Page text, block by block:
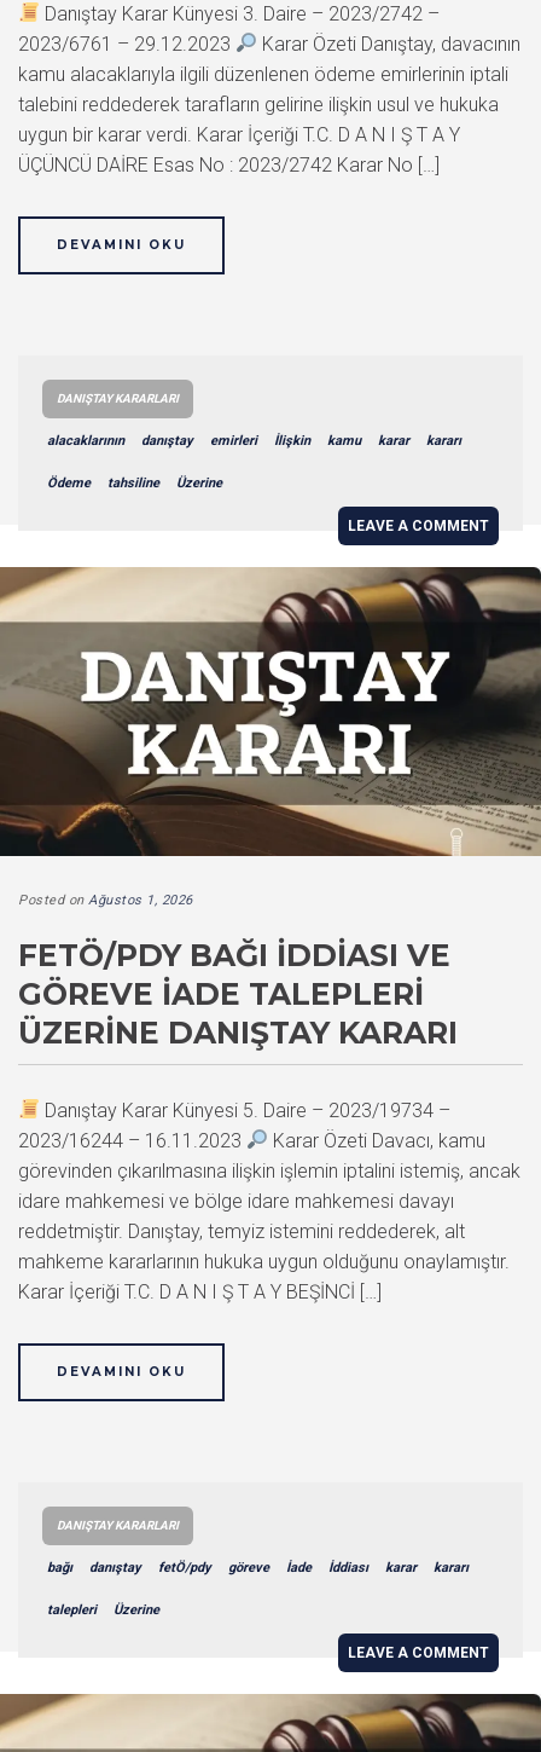
Danıştay Karar Künyesi 3. Daire – 2023/2742 –
2023/6761 – 29.12.2023
Karar Özeti Danıştay, davacının
kamu alacaklarıyla ilgili düzenlenen ödeme emirlerinin iptali
talebini reddederek tarafların gelirine ilişkin usul ve hukuka
uygun bir karar verdi. Karar İçeriği T.C. D A N I Ş T A Y
ÜÇÜNCÜ DAİRE Esas No : 2023/2742 Karar No […]
DEVAMINI OKU
DANIŞTAY KARARLARI
alacaklarının danıştay emirleri İlişkin kamu karar kararı
Ödeme tahsiline Üzerine
LEAVE A COMMENT
Posted on Ağustos 1, 2026
FETÖ/PDY BAĞI İDDIASI VE
GÖREVE İADE TALEPLERI
ÜZERINE DANIŞTAY KARARI
Danıştay Karar Künyesi 5. Daire – 2023/19734 –
2023/16244 – 16.11.2023
Karar Özeti Davacı, kamu
görevinden çıkarılmasına ilişkin işlemin iptalini istemiş, ancak
idare mahkemesi ve bölge idare mahkemesi davayı
reddetmiştir. Danıştay, temyiz istemini reddederek, alt
mahkeme kararlarının hukuka uygun olduğunu onaylamıştır.
Karar İçeriği T.C. D A N I Ş T A Y BEŞİNCİ […]
DEVAMINI OKU
DANIŞTAY KARARLARI
bağı danıştay fetÖ/pdy göreve İade İddiası karar kararı
talepleri Üzerine
LEAVE A COMMENT